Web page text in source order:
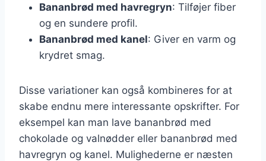
Bananbrød med havregryn: Tilføjer fiber
og en sundere profil.
Bananbrød med kanel: Giver en varm og
krydret smag.
Disse variationer kan også kombineres for at
skabe endnu mere interessante opskrifter. For
eksempel kan man lave bananbrød med
chokolade og valnødder eller bananbrød med
havregryn og kanel. Mulighederne er næsten